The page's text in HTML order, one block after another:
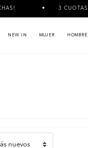
3 CUOTAS SIN INTERÉS
NEW IN MUJER HOMBRE